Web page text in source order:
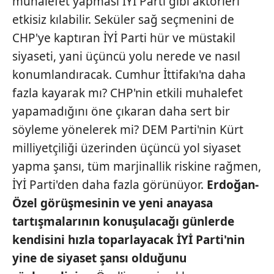
etkisiz kılabilir. Seküler sağ seçmenini de
CHP'ye kaptıran İYİ Parti hür ve müstakil
siyaseti, yani üçüncü yolu nerede ve nasıl
konumlandıracak. Cumhur İttifakı'na daha
fazla kayarak mı? CHP'nin etkili muhalefet
yapamadığını öne çıkaran daha sert bir
söyleme yönelerek mi? DEM Parti'nin Kürt
milliyetçiliği üzerinden üçüncü yol siyaset
yapma şansı, tüm marjinallik riskine rağmen,
İYİ Parti'den daha fazla görünüyor. Erdoğan-
Özel görüşmesinin ve yeni anayasa
tartışmalarının konuşulacağı günlerde
kendisini hızla toparlayacak İYİ Parti'nin
yine de siyaset şansı olduğunu